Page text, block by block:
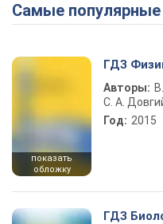
Самые популярные
показать
обложку
ГДЗ
Авторы:
С. А.
Год: 2015
ГДЗ